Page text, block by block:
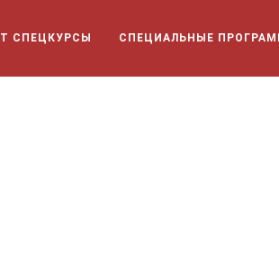
IT СПЕЦКУРСЫ СПЕЦИАЛЬНЫЕ